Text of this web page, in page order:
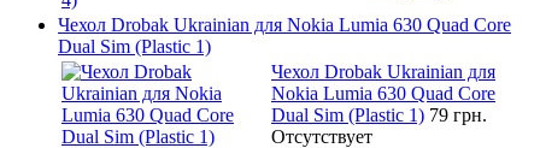
Чехол Drobak Ukrainian для Nokia Lumia 630 Quad Core
Dual Sim (Plastic 1)
Чехол Drobak Ukrainian для
Nokia Lumia 630 Quad Core
Dual Sim (Plastic 1) 79 грн.
Отсутствует